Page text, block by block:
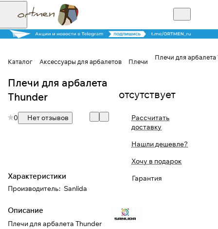
Каталог Аксессуары для арбалетов Плечи
Плечи для
Плечи для арбалета
Thunder
0 Нет отзывов
Характеристики
Производитель: Sanlida
Описание
Плечи для арбалета Thunder
отсутствует
Рассчитать
доставку
Нашли дешевле?
Хочу в подарок
Гарантия
Для клиентов всех банков
Разбейте
оплату на части